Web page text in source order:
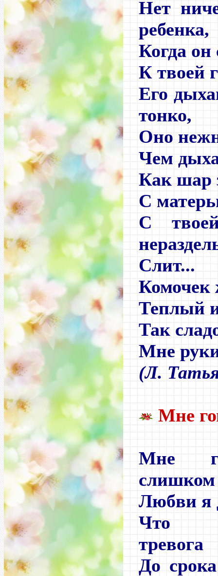
Нет
ребенка,
Когда он
К твоей
Его
тонко,
Оно
Чем
Как шар
С
С
Слит...
Комочек
Теплый
Так
Мне
(Л.
Мне
Мне
слишком
Любви я
Что
тревога
До